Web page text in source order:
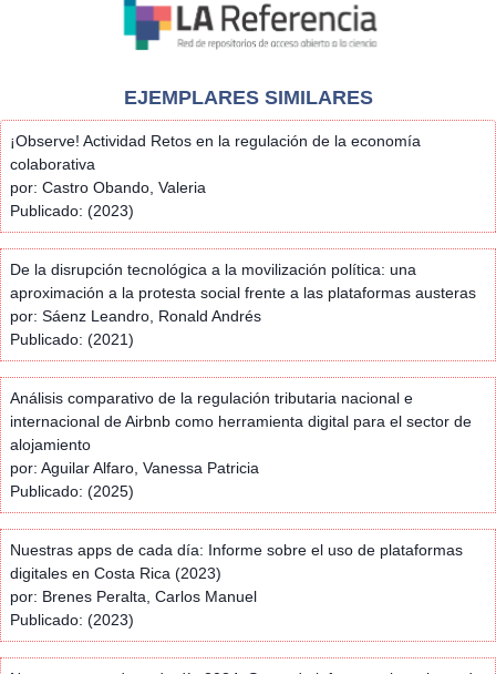
EJEMPLARES SIMILARES
¡Observe! Actividad Retos en la regulación de la economía
colaborativa
por: Castro Obando, Valeria
Publicado: (2023)
De la disrupción tecnológica a la movilización política: una
aproximación a la protesta social frente a las plataformas austeras
por: Sáenz Leandro, Ronald Andrés
Publicado: (2021)
Análisis comparativo de la regulación tributaria nacional e
internacional de Airbnb como herramienta digital para el sector de
alojamiento
por: Aguilar Alfaro, Vanessa Patricia
Publicado: (2025)
Nuestras apps de cada día: Informe sobre el uso de plataformas
digitales en Costa Rica (2023)
por: Brenes Peralta, Carlos Manuel
Publicado: (2023)